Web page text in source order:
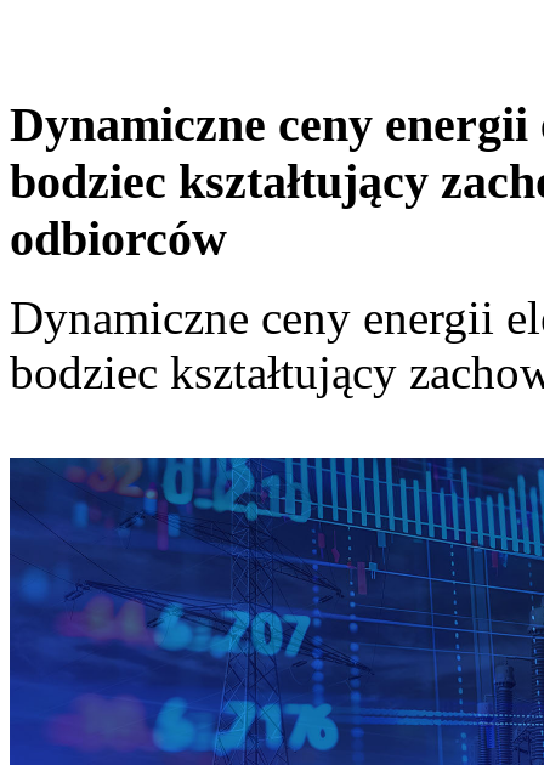
Dynamiczne ceny
bodziec kształtujący
odbiorców
Dynamiczne ceny energii
bodziec kształtujący